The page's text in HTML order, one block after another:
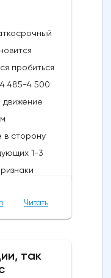
пробиться
485-4 500
в сторону
1-3
медвежьей
является
бычьим
Читать
так